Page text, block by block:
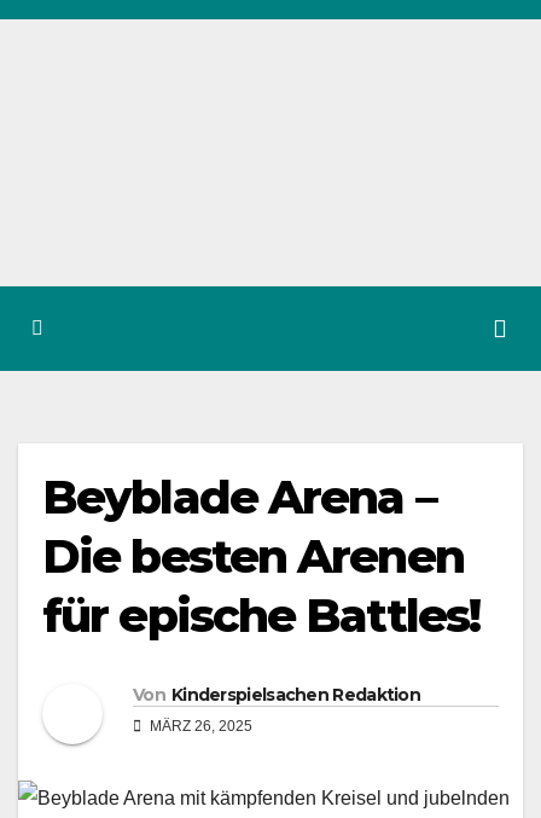
Zum
Beyblade Arena –
Die besten Arenen
für epische Battles!
Von Kinderspielsachen Redaktion
MÄRZ 26, 2025